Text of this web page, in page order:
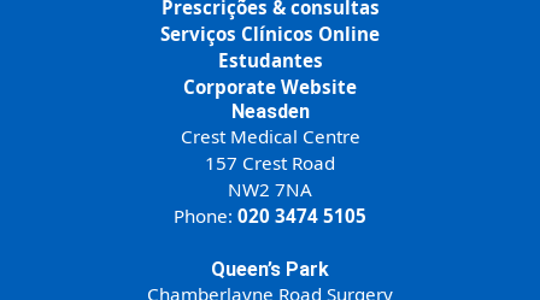
Prescrições & consultas
Serviços Clínicos Online
Estudantes
Corporate Website
Neasden
Crest Medical Centre
157 Crest Road
NW2 7NA
Phone: 020 3474 5105
Queen’s Park
Chamberlayne Road Surgery